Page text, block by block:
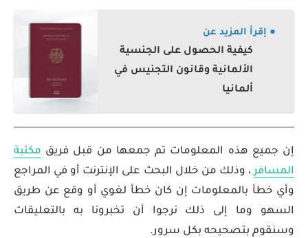
● إقرأ المزيد عن
كيفية الحصول على الجنسية
الألمانية وقانون التجنيس في
ألمانيا
إن جميع هذه المعلومات تم جمعها من قبل فريق مكتبة
المسافر، وذلك من خلال البحث على الإنترنت أو في المراجع
وأي خطأ بالمعلومات إن كان خطأ لغوي أو وقع عن طريق
السهو وما إلى ذلك نرجوا أن تخبرونا به بالتعليقات
وسنقوم بتصحيحه بكل سرور.